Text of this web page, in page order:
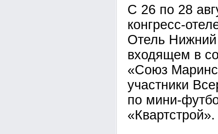
С 26 по 28
конгресс-
Отель
входящем в
«Союз
участники
по мини-
«Квартстрой».